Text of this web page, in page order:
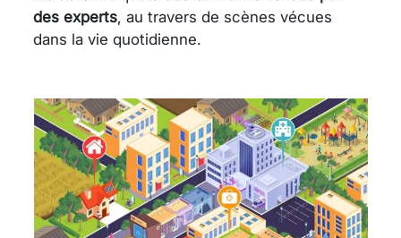
des experts, au travers de scènes vécues
dans la vie quotidienne.